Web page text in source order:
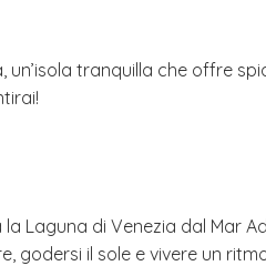
tranquilla che offre
Laguna di Venezia dal Mar
godersi il sole e vivere un